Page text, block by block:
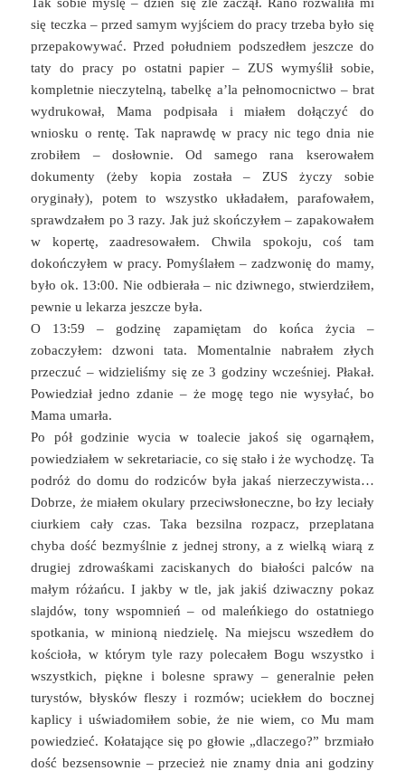
się teczka – przed samym wyjściem do pracy trzeba było się
przepakowywać. Przed południem podszedłem jeszcze do
taty do pracy po ostatni papier – ZUS wymyślił sobie,
kompletnie nieczytelną, tabelkę a’la pełnomocnictwo – brat
wydrukował, Mama podpisała i miałem dołączyć do
wniosku o rentę. Tak naprawdę w pracy nic tego dnia nie
zrobiłem – dosłownie. Od samego rana kserowałem
dokumenty (żeby kopia została – ZUS życzy sobie
oryginały), potem to wszystko układałem, parafowałem,
sprawdzałem po 3 razy. Jak już skończyłem – zapakowałem
w kopertę, zaadresowałem. Chwila spokoju, coś tam
dokończyłem w pracy. Pomyślałem – zadzwonię do mamy,
było ok. 13:00. Nie odbierała – nic dziwnego, stwierdziłem,
pewnie u lekarza jeszcze była.
O 13:59 – godzinę zapamiętam do końca życia –
zobaczyłem: dzwoni tata. Momentalnie nabrałem złych
przeczuć – widzieliśmy się ze 3 godziny wcześniej. Płakał.
Powiedział jedno zdanie – że mogę tego nie wysyłać, bo
Mama umarła.
Po pół godzinie wycia w toalecie jakoś się ogarnąłem,
powiedziałem w sekretariacie, co się stało i że wychodzę. Ta
podróż do domu do rodziców była jakaś nierzeczywista…
Dobrze, że miałem okulary przeciwsłoneczne, bo łzy leciały
ciurkiem cały czas. Taka bezsilna rozpacz, przeplatana
chyba dość bezmyślnie z jednej strony, a z wielką wiarą z
drugiej zdrowaśkami zaciskanych do białości palców na
małym różańcu. I jakby w tle, jak jakiś dziwaczny pokaz
slajdów, tony wspomnień – od maleńkiego do ostatniego
spotkania, w minioną niedzielę. Na miejscu wszedłem do
kościoła, w którym tyle razy polecałem Bogu wszystko i
wszystkich, piękne i bolesne sprawy – generalnie pełen
turystów, błysków fleszy i rozmów; uciekłem do bocznej
kaplicy i uświadomiłem sobie, że nie wiem, co Mu mam
powiedzieć. Kołatające się po głowie „dlaczego?” brzmiało
dość bezsensownie – przecież nie znamy dnia ani godziny